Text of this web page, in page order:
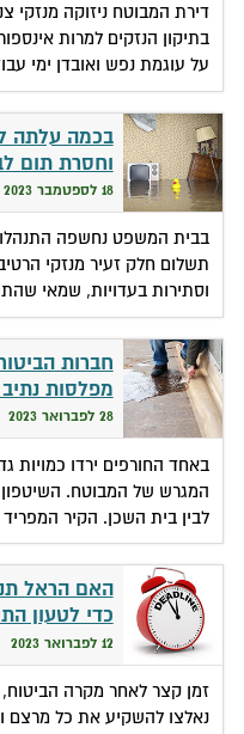
דירת המבוטח ניזוקה מנזקי
בתיקון הנזקים למרות
על עוגמת נפש ואובדן ימי
בכמה עלתה
וחסרת תום
18 לספטמבר 2023
בבית המשפט נחשפה
תשלום חלק זעיר מנזקי
וסתירות בעדויות, שמאי
חברות
מפלסות
28 לפברואר 2023
באחד החורפים ירדו כמויות
המגרש של המבוטח. השיטפון
לבין בית השכן. הקיר
האם הראל
כדי לטעון
12 לפברואר 2023
זמן קצר לאחר מקרה הביטוח,
נאלצו להשקיע את כל מרצם